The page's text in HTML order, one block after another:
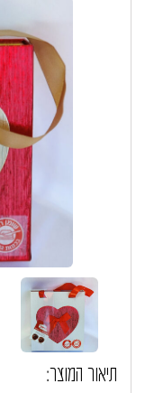
תיאור המוצר: